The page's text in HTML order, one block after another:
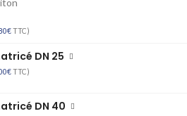
€TTC)
DN 25
€TTC)
DN 40